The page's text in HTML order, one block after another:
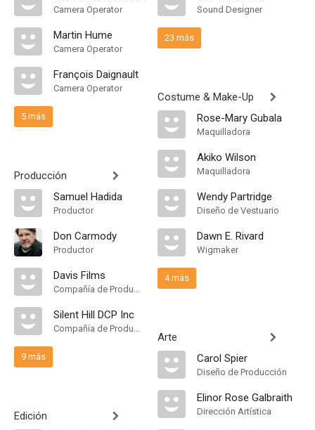
Camera Operator
Martin Hume
Camera Operator
François Daignault
Camera Operator
5 más
Producción
Samuel Hadida
Productor
Don Carmody
Productor
Davis Films
Compañía de Produccion
Silent Hill DCP Inc
Compañía de Produccion
9 más
Edición
Sound Designer
23 más
Costume & Make-Up
Rose-Mary Gubala
Maquilladora
Akiko Wilson
Maquilladora
Wendy Partridge
Diseño de Vestuario
Dawn E. Rivard
Wigmaker
4 más
Arte
Carol Spier
Diseño de Producción
Elinor Rose Galbraith
Dirección Artística